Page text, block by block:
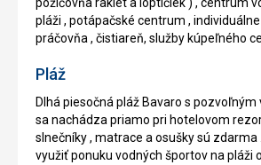
pláži , potápačské centrum ,
práčovňa , čistiareň, služby kúpeľného
Pláž
Dlhá piesočná pláž Bavaro s
sa nachádza priamo pri hotelovom
slnečníky , matrace a osušky sú zdarma
využiť ponuku vodných športov na pláži